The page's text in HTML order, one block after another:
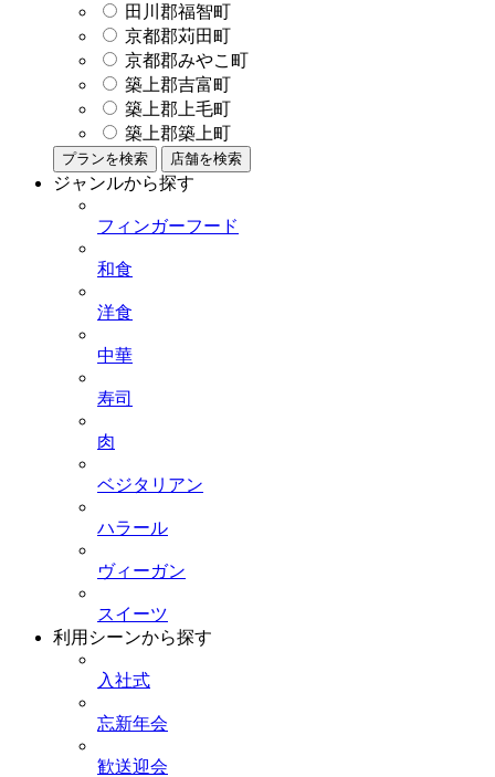
田川郡福智町
京都郡苅田町
京都郡みやこ町
築上郡吉富町
築上郡上毛町
築上郡築上町
プランを検索 店舗を検索
ジャンルから探す
フィンガーフード
和食
洋食
中華
寿司
肉
ベジタリアン
ハラール
ヴィーガン
スイーツ
利用シーンから探す
入社式
忘新年会
歓送迎会